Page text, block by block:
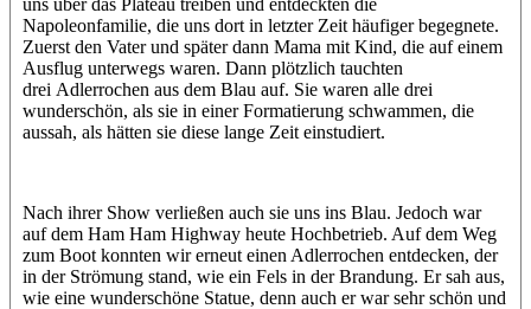
Napoleonfamilie, die uns dort in letzter Zeit häufiger begegnete.
Zuerst den Vater und später dann Mama mit Kind, die auf einem
Ausflug unterwegs waren. Dann plötzlich tauchten
drei Adlerrochen aus dem Blau auf. Sie waren alle drei
wunderschön, als sie in einer Formatierung schwammen, die
aussah, als hätten sie diese lange Zeit einstudiert.
Nach ihrer Show verließen auch sie uns ins Blau. Jedoch war
auf dem Ham Ham Highway heute Hochbetrieb. Auf dem Weg
zum Boot konnten wir erneut einen Adlerrochen entdecken, der
in der Strömung stand, wie ein Fels in der Brandung. Er sah aus,
wie eine wunderschöne Statue, denn auch er war sehr schön und